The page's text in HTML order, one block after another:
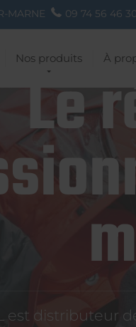
MARNE 09 74 56 46 30
Nos produits À
Le
est distributeur